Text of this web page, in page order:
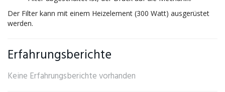
Der Filter kann mit einem Heizelement (300 Watt) ausgerüstet
werden.
Erfahrungsberichte
Keine Erfahrungsberichte vorhanden